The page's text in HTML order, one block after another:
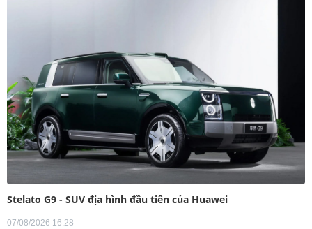
Stelato G9 - SUV địa hình đầu tiên của Huawei
07/08/2026 16:28